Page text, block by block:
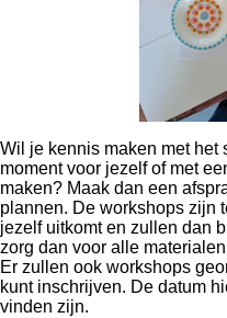
Wil je kennis maken met het
moment voor jezelf of met
maken? Maak dan een
plannen. De workshops zijn
jezelf uitkomt en zullen dan
zorg dan voor alle
Er zullen ook workshops
kunt inschrijven. De datum
vinden zijn.